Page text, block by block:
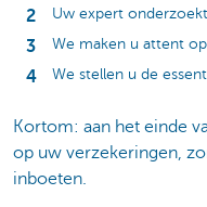
Uw expert
We maken u attent
We stellen u de
Kortom: aan het einde
op uw verzekeringen,
inboeten.